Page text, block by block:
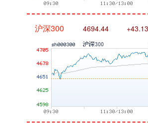
沪深300